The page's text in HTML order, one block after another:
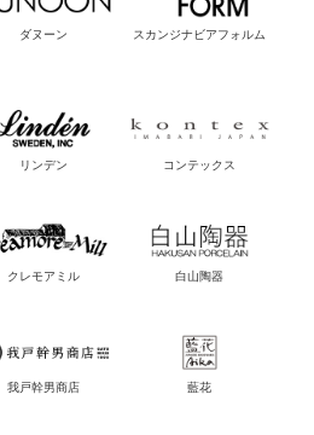
ダヌーン スカンジナビアフォルム
リンデン コンテックス
クレモアミル 白山陶器
我戸幹男商店 藍花